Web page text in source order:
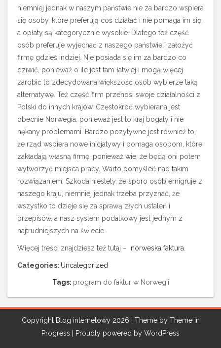
niemniej jednak w naszym państwie nie za bardzo wspiera
się osoby, które preferują coś działać i nie pomaga im się,
a opłaty są kategorycznie wysokie. Dlatego też część
osób preferuje wyjechać z naszego państwie i założyć
firmę gdzieś indziej. Nie posiada się im za bardzo co
dziwić, ponieważ o ile jest tam łatwiej i mogą więcej
zarobić to zdecydowana większość osób wybierze taką
alternatywę. Też część firm przenosi swoje działalności z
Polski do innych krajów. Częstokroć wybierana jest
obecnie Norwegia, ponieważ jest to kraj bogaty i nie
nękany problemami. Bardzo pozytywne jest również to,
że rząd wspiera nowe inicjatywy i pomaga osobom, które
zakładają własną firmę, ponieważ wie, że będą oni potem
wytworzyć miejsca pracy. Warto pomyśleć nad takim
rozwiązaniem. Szkoda niestety, że sporo osób emigruje z
naszego kraju, niemniej jednak trzeba przyznać, że
wszystko to dzieje się za sprawą złych ustaleń i
przepisów, a nasz system podatkowy jest jednym z
najtrudniejszych na świecie.
Więcej treści znajdziesz też tutaj – norweska faktura
Categories: Uncategorized
Tags: program do faktur w Norwegii
Copyright Blog internetowy 2026 | Theme by Theme in
Progress
Proudly powered by WordPress